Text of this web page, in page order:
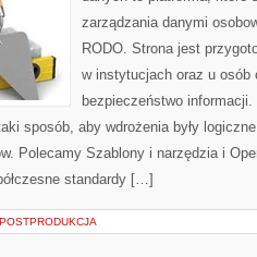
zarządzania danymi
RODO. Strona jest
w instytucjach oraz u osób
bezpieczeństwo
sposób, aby wdrożenia były
Polecamy Szablony i narzędzia i
standardy […]